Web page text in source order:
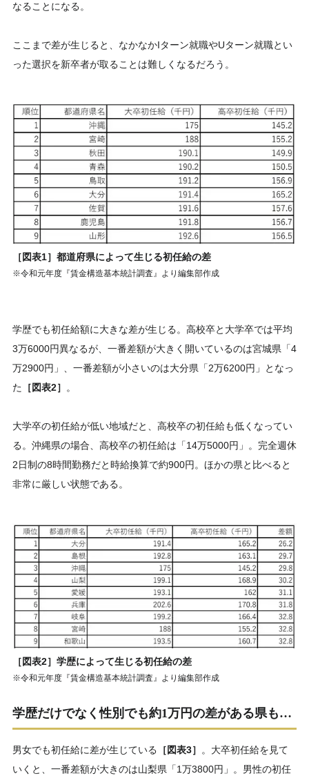
なることになる。
ここまで差が生じると、なかなかIターン就職やUターン就職とい
った選択を新卒者が取ることは難しくなるだろう。
［図表1］都道府県によって生じる初任給の差
※令和元年度『賃金構造基本統計調査』より編集部作成
学歴でも初任給額に大きな差が生じる。高校卒と大学卒では平均
3万6000円異なるが、一番差額が大きく開いているのは宮城県「4
万2900円」、一番差額が小さいのは大分県「2万6200円」となっ
た ［図表2］ 。
大学卒の初任給が低い地域だと、高校卒の初任給も低くなってい
る。沖縄県の場合、高校卒の初任給は「14万5000円」。完全週休
2日制の8時間勤務だと時給換算で約900円。ほかの県と比べると
非常に厳しい状態である。
［図表2］学歴によって生じる初任給の差
※令和元年度『賃金構造基本統計調査』より編集部作成
学歴だけでなく性別でも約1万円の差がある県も…
男女でも初任給に差が生じている ［図表3］ 。大卒初任給を見て
いくと、一番差額が大きのは山梨県「1万3800円」。男性の初任